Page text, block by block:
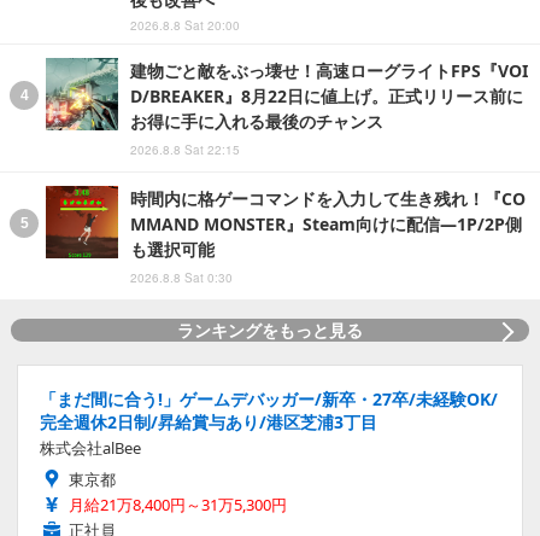
2026.8.8 Sat 20:00
建物ごと敵をぶっ壊せ！高速ローグライトFPS『VOI
D/BREAKER』8月22日に値上げ。正式リリース前に
お得に手に入れる最後のチャンス
2026.8.8 Sat 22:15
時間内に格ゲーコマンドを入力して生き残れ！『CO
MMAND MONSTER』Steam向けに配信―1P/2P側
も選択可能
2026.8.8 Sat 0:30
ランキングをもっと見る
「まだ間に合う!」ゲームデバッガー/新卒・27卒/未経験OK/
完全週休2日制/昇給賞与あり/港区芝浦3丁目
株式会社alBee
東京都
月給21万8,400円～31万5,300円
正社員